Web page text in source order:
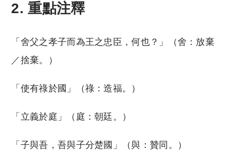
2. 重點注釋
「舍父之孝子而為王之忠臣，何也？」（舍：放棄
／捨棄。）
「使有祿於國」（祿：造福。）
「立義於庭」（庭：朝廷。）
「子與吾，吾與子分楚國」（與：贊同。）